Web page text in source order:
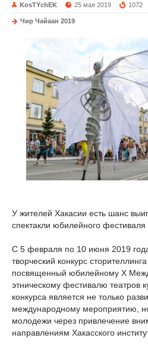
KosTYchEK 25 мая 2019 1072
Чир Чайаан 2019
У жителей Хакасии есть шанс
спектакли юбилейного
С 5 февраля по 10 июня 2019
творческий конкурс
посвященный юбилейному X
этническому фестивалю театров
конкурса является не только
международному мероприятию,
молодежи через привлечение
направлениям Хакасского